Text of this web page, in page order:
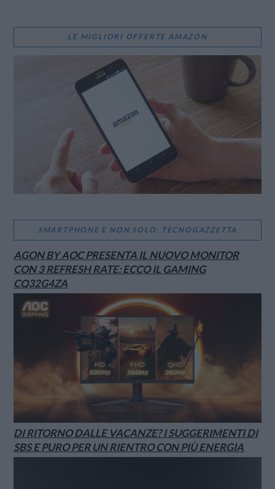
LE MIGLIORI OFFERTE AMAZON
SMARTPHONE E NON SOLO: TECNOGAZZETTA
AGON BY AOC PRESENTA IL NUOVO MONITOR
CON 3 REFRESH RATE: ECCO IL GAMING
CQ32G4ZA
DI RITORNO DALLE VACANZE? I SUGGERIMENTI DI
SBS E PURO PER UN RIENTRO CON PIÙ ENERGIA